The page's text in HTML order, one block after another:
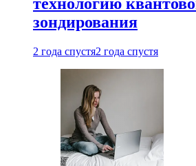
зондирования
2 года спустя2 года спустя